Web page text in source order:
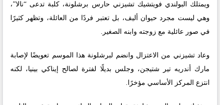
ويمتلك البولندي فويتشيك تشيزني حارس برشلونة، كلبة تدعى “نالا”،
وهي ليست مجرد حيوان أليف، بل تعتبر فردًا من العائلة، وتظهر كثيرًا
في صور عائلية مع زوجته وابنه الصغير.
وعاد تشيزني من الاعتزال وانضم لبرشلونة هذا الموسم تعويضًا لإصابة
مارك أندريه تير شتيجن، وجلس بديلًا لفترة لصالح إيناكي بينيا، لكنه
انتزع المركز الأساسي مؤخرًا.